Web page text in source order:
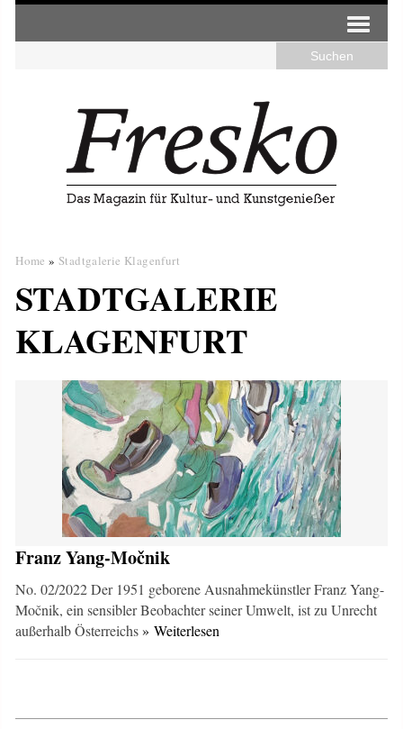
Home » Stadtgalerie Klagenfurt
STADTGALERIE
KLAGENFURT
Franz Yang-Močnik
No. 02/2022 Der 1951 geborene Ausnahmekünstler Franz Yang-
Močnik, ein sensibler Beobachter seiner Umwelt, ist zu Unrecht
außerhalb Österreichs» Weiterlesen